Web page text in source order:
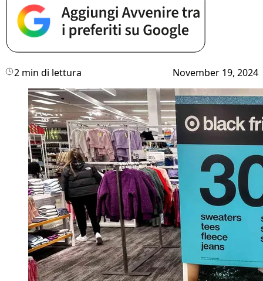
2 min di lettura November 19, 2024